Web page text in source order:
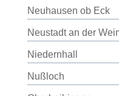
Neuhausen ob Eck
Neustadt an der
Niedernhall
Nußloch